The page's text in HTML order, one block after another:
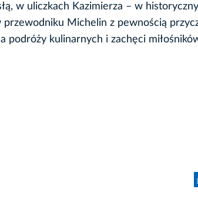
w uliczkach Kazimierza – w
Michelin z pewnością
podróży kulinarnych i zachęci